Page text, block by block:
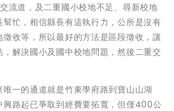
流道，及二重國小校地不足、尋新校地
忙，相信縣長有這執行力，公所是沒有
收等，所以最好的方法是區段徵收，讓
解決國小及國中校地問題，然後二重交
一的通道就是竹東學府路到寶山山湖
興路起已爭取到經費要拓寬，但僅400公